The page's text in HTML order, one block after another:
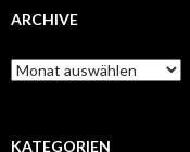
ARCHIVE
A
r
iKATEGORIEN